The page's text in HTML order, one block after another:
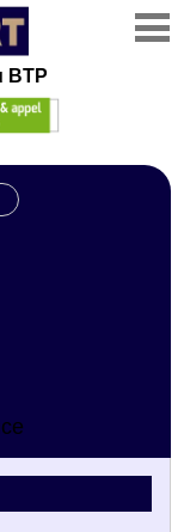
BTP